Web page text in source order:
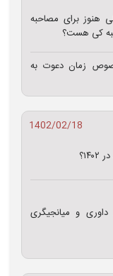
۷۰ قبول شدم ولی هنوز برای مصاحبه
کی هست؟
زمان دعوت به
1402/02/18
و میانجیگری